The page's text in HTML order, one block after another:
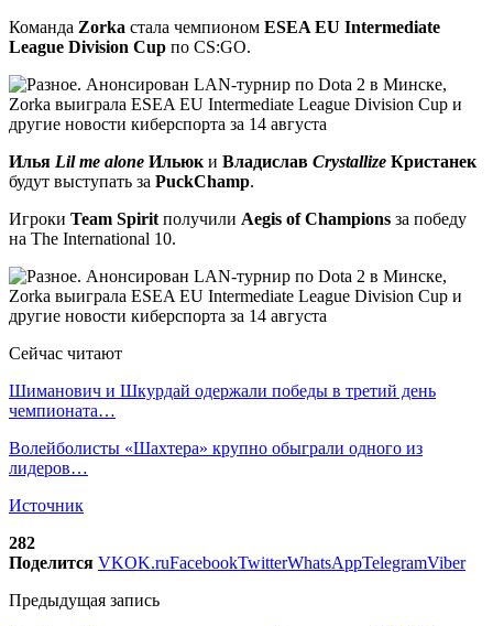
Команда Zorka стала чемпионом ESEA EU Intermediate
League Division Cup по CS:GO.
Илья Lil me alone Ильюк и Владислав Crystallize Кристанек
будут выступать за PuckChamp.
Игроки Team Spirit получили Aegis of Champions за победу
на The International 10.
Сейчас читают
Шиманович и Шкурдай одержали победы в третий день
чемпионата…
Волейболисты «Шахтера» крупно обыграли одного из
лидеров…
Источник
282
Поделится VKOK.ruFacebookTwitterWhatsAppTelegramViber
Предыдущая запись